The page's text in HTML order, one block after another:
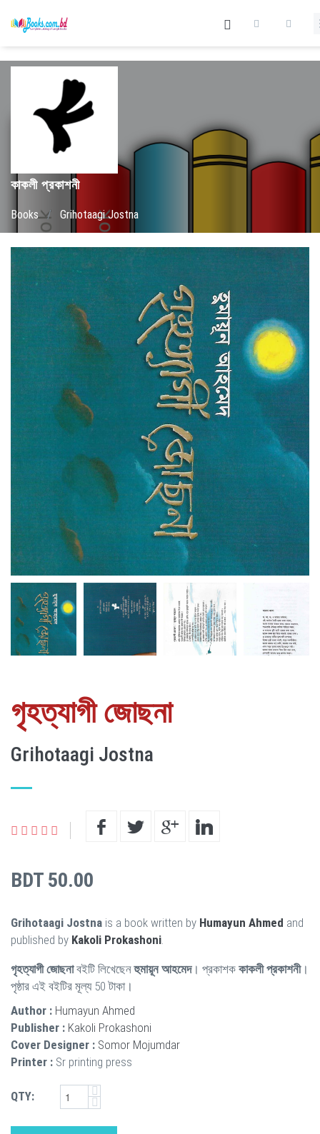
কাকলী প্রকাশনী
Books / Grihotaagi Jostna
গৃহত্যাগী জোছনা
Grihotaagi Jostna
BDT 50.00
Grihotaagi Jostna is a book written by Humayun Ahmed and
published by Kakoli Prokashoni
গৃহত্যাগী জোছনাবইটি লিখেছেনহুমায়ূন আহমেদ। প্রকাশক কাকলী প্রকাশনী।
পৃষ্ঠার এই বইটির মূল্য 50 টাকা।
Author : Humayun Ahmed
Publisher : Kakoli Prokashoni
Cover Designer : Somor Mojumdar
Printer : Sr printing press
QTY: